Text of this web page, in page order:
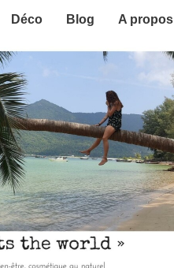
Déco Blog A propos